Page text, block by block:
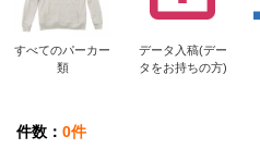
すべてのパーカー
類
データ入稿(デー
タをお持ちの方)
件数： 0件